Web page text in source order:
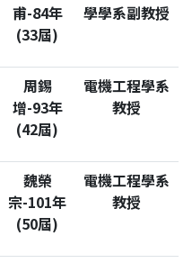
甫-84年
(33屆)
學學系副教授
周錫
增-93年
(42屆)
電機工程學系
教授
魏榮
宗-101年
(50屆)
電機工程學系
教授